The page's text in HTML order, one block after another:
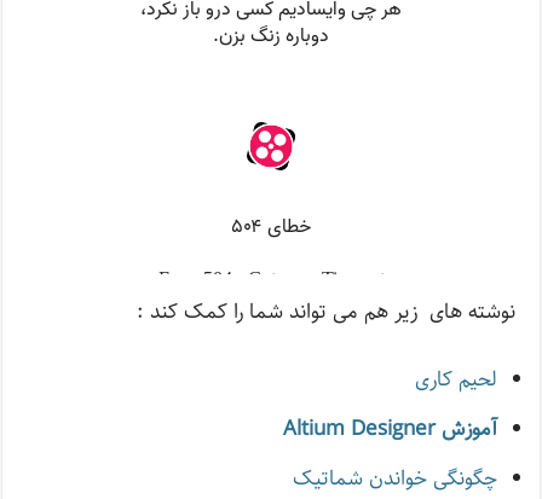
نوشته های زیر هم می تواند شما را کمک کند :
لحیم کاری
آموزش Altium Designer
چگونگی خواندن شماتیک